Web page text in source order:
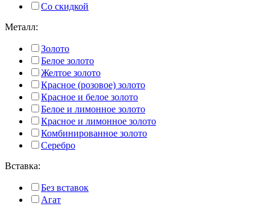
Со скидкой
Металл:
Золото
Белое золото
Желтое золото
Красное (розовое) золото
Красное и белое золото
Белое и лимонное золото
Красное и лимонное золото
Комбинированное золото
Серебро
Вставка:
Без вставок
Агат